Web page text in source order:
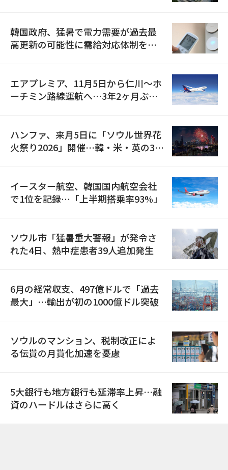
韓国政府、猛暑で電力需要が過去最
高更新の可能性に需給対応体制を点
エアプレミア、11月5日から仁川〜ホ
ーチミン路線運航へ…3年2ヶ月ぶり
ハンファ、来月5日に「ソウル世界花
火祭り2026」開催…韓・米・英の3カ
イースター航空、韓国国内航空会社
で1位を記録…「上半期搭乗率93%」
ソウル市「猛暑重大警報」が発令さ
れた4日、熱中症患者39人追加発生
6月の経常収支、497億ドルで「過去
最大」…輸出が初の1000億ドル突破
ソウルのマンション、税制改正によ
る伝貰の月貰化加速を憂慮
5大銀行も地方銀行も延滞率上昇…融
資のハードルはさらに高く